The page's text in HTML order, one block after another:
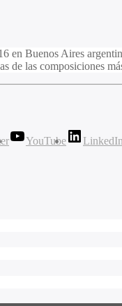
en Buenos Aires
de las composiciones
YouTube LinkedIn